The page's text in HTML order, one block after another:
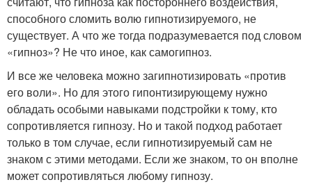
способного сломить волю гипнотизируемого, не
существует. А что же тогда подразумевается под словом
«гипноз»? Не что иное, как самогипноз.
И все же человека можно загипнотизировать «против
его воли». Но для этого гипонтизирующему нужно
обладать особыми навыками подстройки к тому, кто
сопротивляется гипнозу. Но и такой подход работает
только в том случае, если гипнотизируемый сам не
знаком с этими методами. Если же знаком, то он вполне
может сопротивляться любому гипнозу.